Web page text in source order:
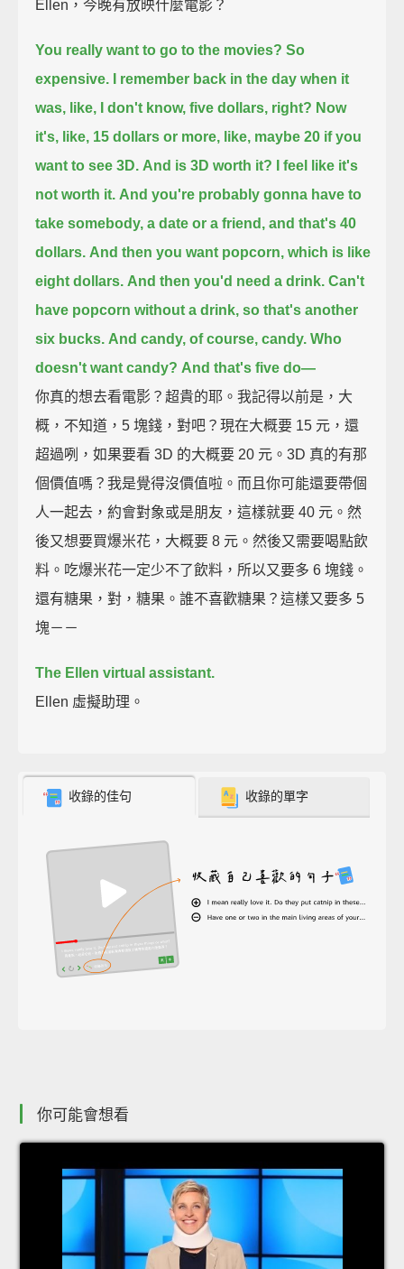
Ellen，今晚有放映什麼電影？
You really want to go to the movies? So
expensive.
I remember back in the day when it
was, like, I don't know, five dollars, right? Now
it's, like, 15 dollars or more, like, maybe 20 if you
want to see 3D. And is 3D worth it?
I feel like it's
not worth it. And you're probably gonna have to
take somebody, a date or a friend, and that's 40
dollars. And then you want popcorn, which is like
eight dollars. And then you'd need a drink. Can't
have popcorn without a drink, so that's another
six bucks. And candy, of course, candy. Who
doesn't want candy? And that's five do—
你真的想去看電影？超貴的耶。我記得以前是，大
概，不知道，5 塊錢，對吧？現在大概要 15 元，還
超過咧，如果要看 3D 的大概要 20 元。3D 真的有那
個價值嗎？我是覺得沒價值啦。而且你可能還要帶個
人一起去，約會對象或是朋友，這樣就要 40 元。然
後又想要買爆米花，大概要 8 元。然後又需要喝點飲
料。吃爆米花一定少不了飲料，所以又要多 6 塊錢。
還有糖果，對，糖果。誰不喜歡糖果？這樣又要多 5
塊－－
The Ellen virtual assistant.
Ellen 虛擬助理。
收錄的佳句 收錄的單字
你可能會想看